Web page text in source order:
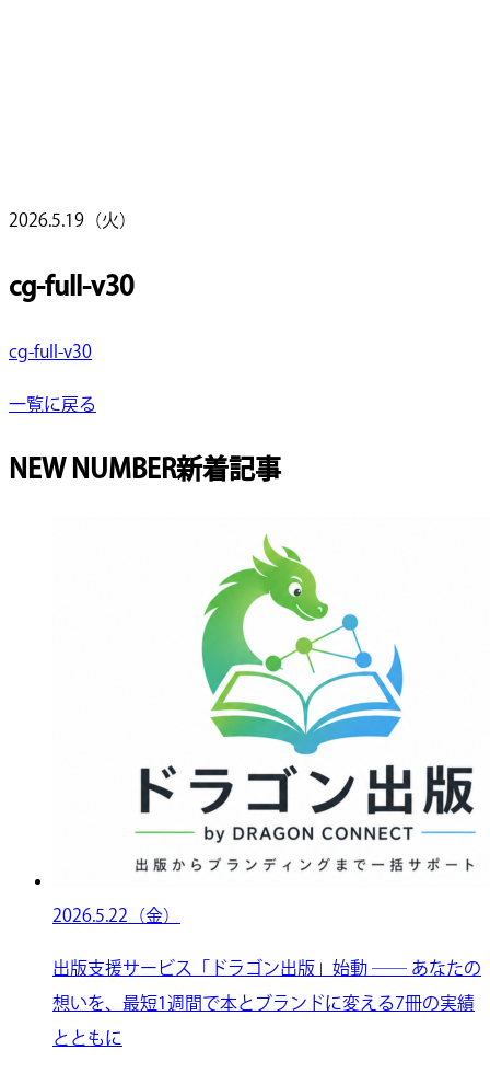
2026.5.19（火）
cg-full-v30
cg-full-v30
一覧に戻る
NEW NUMBER新着記事
2026.5.22（金）
出版支援サービス「ドラゴン出版」始動 ── あなたの
想いを、最短1週間で本とブランドに変える7冊の実績
とともに